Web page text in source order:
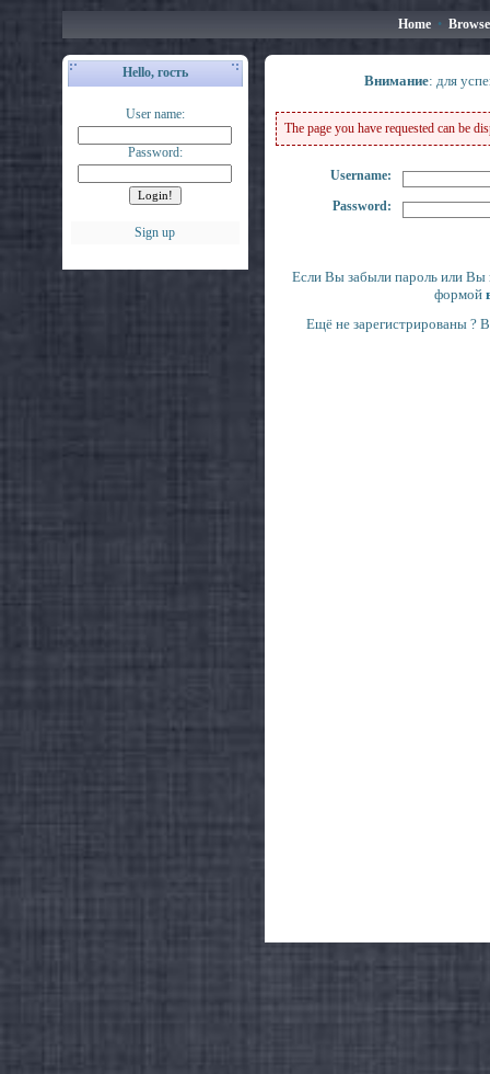
Home • Browse
Hello, гость
User name:
Password:
Sign up
Внимание: для
The page you have requested can be
Username:
Password:
Если Вы забыли пароль или Вы
формой
Ещё не зарегистрированы ?